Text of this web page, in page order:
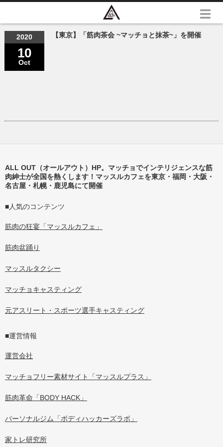
2020
10
Oct
【東京】「筋肉茶会 ~マッチョと抹茶~」を開催
ALL OUT（オールアウト）HP。マッチョでインテリジェンスな筋
肉紳士が全国を熱くします！マッスルカフェを東京・福岡・大阪・
名古屋・札幌・鹿児島にて開催
■人気のコンテンツ
筋肉の狂宴「マッスルカフェ」
筋肉盆踊り
マッスルタクシー
マッチョキャスティング
元アスリート・スポーツ選手キャスティング
■運営情報
運営会社
マッチョフリー素材サイト「マッスルプラス」
筋肉革命「BODY HACK」
パーソナルジム「ボディハッカーズラボ」
家トレ研究所